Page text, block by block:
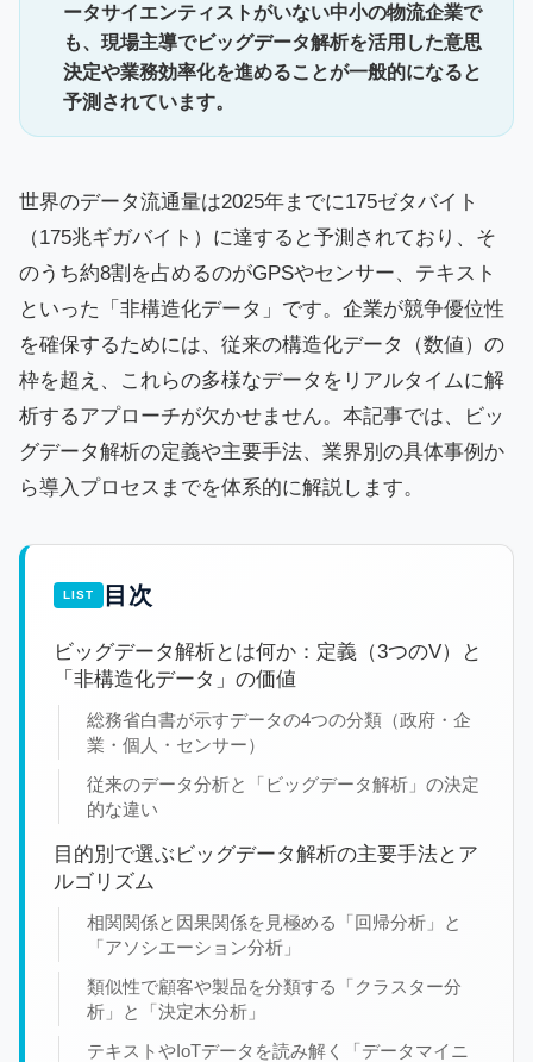
ータサイエンティストがいない中小の物流企業で
も、現場主導でビッグデータ解析を活用した意思
決定や業務効率化を進めることが一般的になると
予測されています。
世界のデータ流通量は2025年までに175ゼタバイト
（175兆ギガバイト）に達すると予測されており、そ
のうち約8割を占めるのがGPSやセンサー、テキスト
といった「非構造化データ」です。企業が競争優位性
を確保するためには、従来の構造化データ（数値）の
枠を超え、これらの多様なデータをリアルタイムに解
析するアプローチが欠かせません。本記事では、ビッ
グデータ解析の定義や主要手法、業界別の具体事例か
ら導入プロセスまでを体系的に解説します。
目次
ビッグデータ解析とは何か：定義（3つのV）と
「非構造化データ」の価値
総務省白書が示すデータの4つの分類（政府・企
業・個人・センサー）
従来のデータ分析と「ビッグデータ解析」の決定
的な違い
目的別で選ぶビッグデータ解析の主要手法とア
ルゴリズム
相関関係と因果関係を見極める「回帰分析」と
「アソシエーション分析」
類似性で顧客や製品を分類する「クラスター分
析」と「決定木分析」
テキストやIoTデータを読み解く「データマイニ